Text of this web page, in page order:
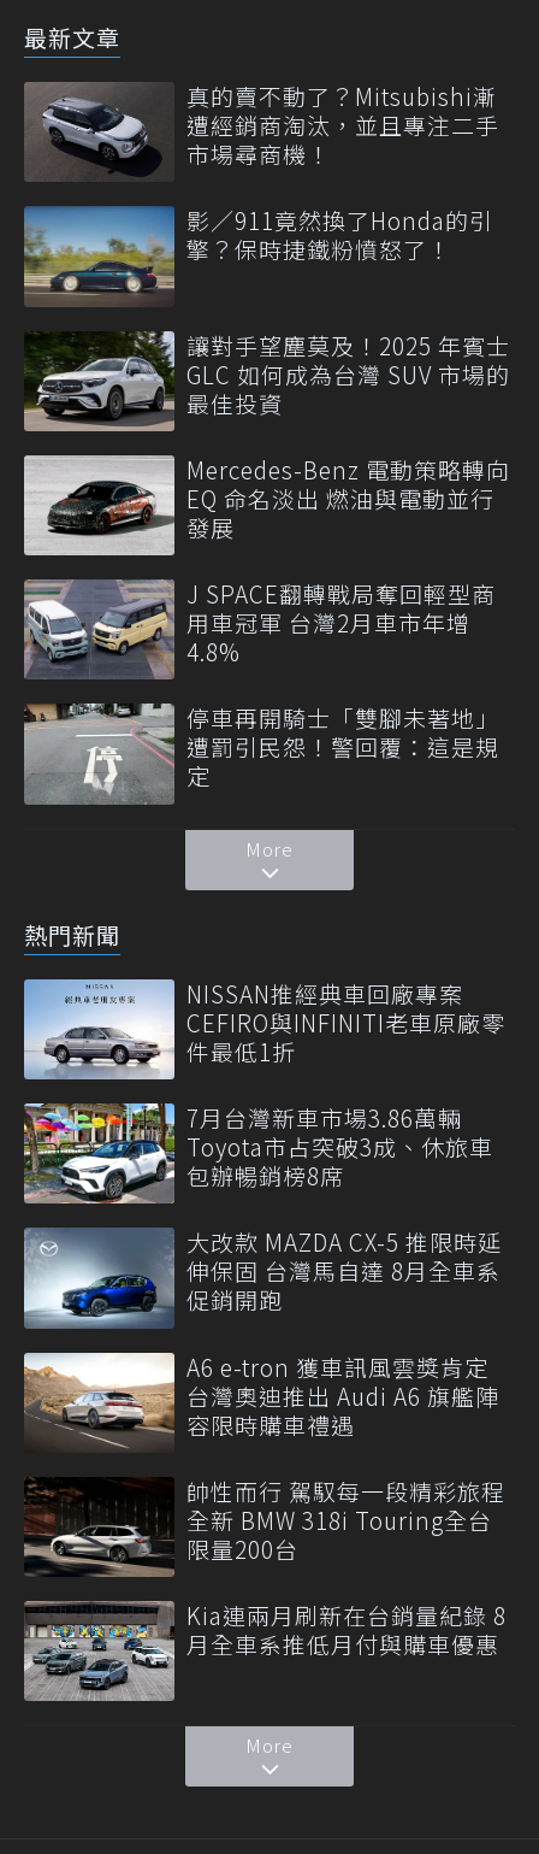
最新文章
真的賣不動了？Mitsubishi漸
遭經銷商淘汰，並且專注二手
市場尋商機！
影／911竟然換了Honda的引
擎？保時捷鐵粉憤怒了！
讓對手望塵莫及！2025 年賓士
GLC 如何成為台灣 SUV 市場的
最佳投資
Mercedes-Benz 電動策略轉向
EQ 命名淡出 燃油與電動並行
發展
J SPACE翻轉戰局奪回輕型商
用車冠軍 台灣2月車市年增
4.8%
停車再開騎士「雙腳未著地」
遭罰引民怨！警回覆：這是規
定
More
熱門新聞
NISSAN推經典車回廠專案
CEFIRO與INFINITI老車原廠零
件最低1折
7月台灣新車市場3.86萬輛
Toyota市占突破3成、休旅車
包辦暢銷榜8席
大改款 MAZDA CX-5 推限時延
伸保固 台灣馬自達 8月全車系
促銷開跑
A6 e-tron 獲車訊風雲獎肯定
台灣奧迪推出 Audi A6 旗艦陣
容限時購車禮遇
帥性而行 駕馭每一段精彩旅程
全新 BMW 318i Touring全台
限量200台
Kia連兩月刷新在台銷量紀錄 8
月全車系推低月付與購車優惠
More